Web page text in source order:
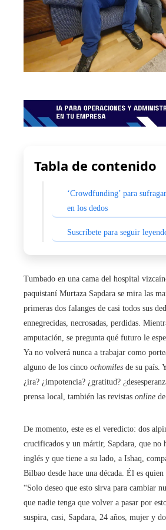
Tabla de contenido
‘Crowdfunding’ para
en los dedos
Suscríbete para seguir
Tumbado en una cama del hospital
paquistaní Murtaza Sapdara se mira las
primeras dos falanges de casi todos sus
ennegrecidas, necrosadas, perdidas.
amputación, se pregunta qué futuro le
Ya no volverá nunca a trabajar como
alguno de los cinco ochomiles de su país.
¿ira? ¿impotencia? ¿gratitud?
prensa local, también las revistas online
De momento, este es el veredicto: dos
crucificados y un mártir, Sapdara, que no
inglés y que tiene a su lado, a Ishaq,
Bilbao desde hace una década. Él es
“Solo deseo que esto sirva para cambiar
que nadie tenga que volver a pasar por
suspira, casi, Sapdara, 24 años, mujer y